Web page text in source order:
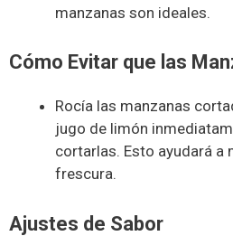
manzanas son ideales.
Cómo Evitar que las
Rocía las manzanas
jugo de limón
cortarlas. Esto ayudará a
frescura.
Ajustes de Sabor